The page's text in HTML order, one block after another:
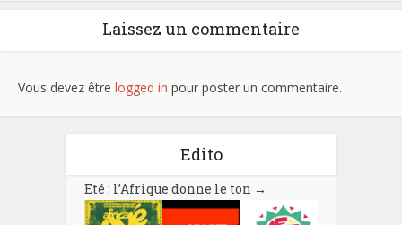
Laissez un commentaire
Vous devez être logged in pour poster un commentaire.
Edito
Eté : l’Afrique donne le ton →